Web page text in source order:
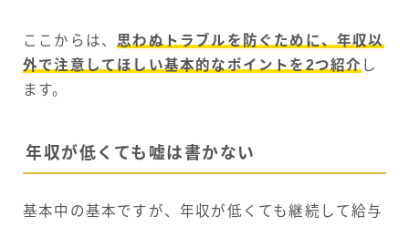
ここからは、 思わぬトラブルを防ぐために、年収以
外で注意してほしい基本的なポイントを2つ紹介 し
ます。
年収が低くても嘘は書かない
基本中の基本ですが、年収が低くても継続して給与